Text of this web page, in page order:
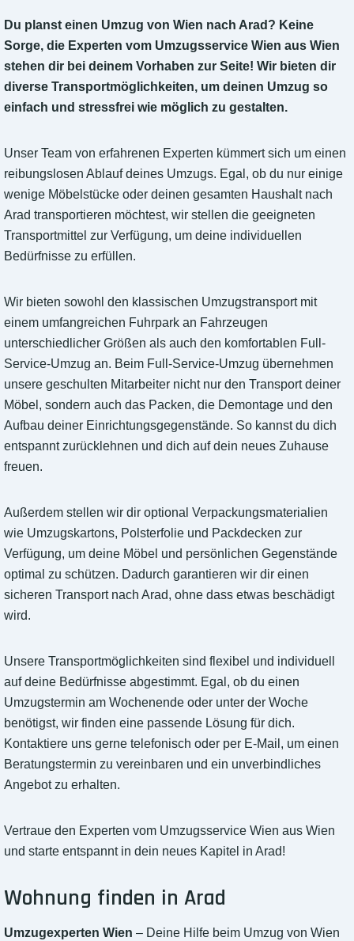
Du planst einen Umzug von Wien nach Arad? Keine
Sorge, die Experten vom Umzugsservice Wien aus Wien
stehen dir bei deinem Vorhaben zur Seite! Wir bieten dir
diverse Transportmöglichkeiten, um deinen Umzug so
einfach und stressfrei wie möglich zu gestalten.
Unser Team von erfahrenen Experten kümmert sich um einen
reibungslosen Ablauf deines Umzugs. Egal, ob du nur einige
wenige Möbelstücke oder deinen gesamten Haushalt nach
Arad transportieren möchtest, wir stellen die geeigneten
Transportmittel zur Verfügung, um deine individuellen
Bedürfnisse zu erfüllen.
Wir bieten sowohl den klassischen Umzugstransport mit
einem umfangreichen Fuhrpark an Fahrzeugen
unterschiedlicher Größen als auch den komfortablen Full-
Service-Umzug an. Beim Full-Service-Umzug übernehmen
unsere geschulten Mitarbeiter nicht nur den Transport deiner
Möbel, sondern auch das Packen, die Demontage und den
Aufbau deiner Einrichtungsgegenstände. So kannst du dich
entspannt zurücklehnen und dich auf dein neues Zuhause
freuen.
Außerdem stellen wir dir optional Verpackungsmaterialien
wie Umzugskartons, Polsterfolie und Packdecken zur
Verfügung, um deine Möbel und persönlichen Gegenstände
optimal zu schützen. Dadurch garantieren wir dir einen
sicheren Transport nach Arad, ohne dass etwas beschädigt
wird.
Unsere Transportmöglichkeiten sind flexibel und individuell
auf deine Bedürfnisse abgestimmt. Egal, ob du einen
Umzugstermin am Wochenende oder unter der Woche
benötigst, wir finden eine passende Lösung für dich.
Kontaktiere uns gerne telefonisch oder per E-Mail, um einen
Beratungstermin zu vereinbaren und ein unverbindliches
Angebot zu erhalten.
Vertraue den Experten vom Umzugsservice Wien aus Wien
und starte entspannt in dein neues Kapitel in Arad!
Wohnung finden in Arad
Umzugexperten Wien – Deine Hilfe beim Umzug von Wien